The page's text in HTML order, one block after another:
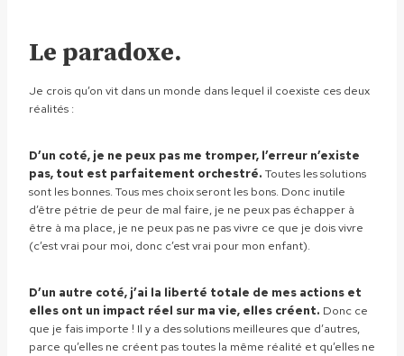
Le paradoxe.
Je crois qu’on vit dans un monde dans lequel il coexiste ces deux
réalités :
D’un coté, je ne peux pas me tromper, l’erreur n’existe
pas, tout est parfaitement orchestré. Toutes les solutions
sont les bonnes. Tous mes choix seront les bons. Donc inutile
d’être pétrie de peur de mal faire, je ne peux pas échapper à
être à ma place, je ne peux pas ne pas vivre ce que je dois vivre
(c’est vrai pour moi, donc c’est vrai pour mon enfant).
D’un autre coté, j’ai la liberté totale de mes actions et
elles ont un impact réel sur ma vie, elles créent. Donc ce
que je fais importe ! Il y a des solutions meilleures que d’autres,
parce qu’elles ne créent pas toutes la même réalité et qu’elles ne